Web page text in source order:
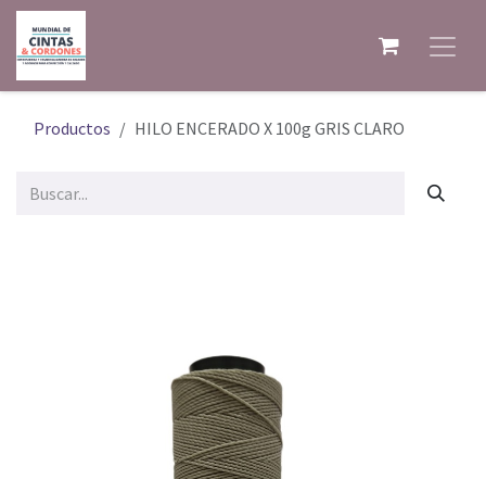
Ir al contenido
Productos HILO ENCERADO X 100g GRIS CLARO